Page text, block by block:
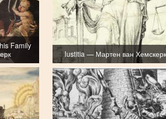
Family
Iustitia — Мартен ван Хемскерк